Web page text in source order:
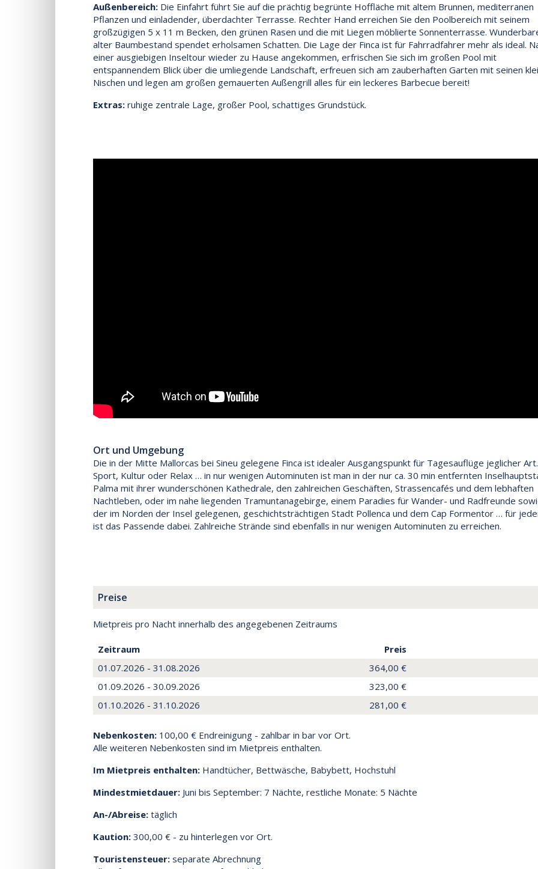
Außenbereich: Die Einfahrt führt Sie auf die prächtig begrünte Hoffläche mit altem Brunnen, mediterranen
Pflanzen und einladender, überdachter Terrasse. Rechter Hand erreichen Sie den Poolbereich mit seinem
großzügigen 5 x 11 m Becken, den grünen Rasen und die mit Liegen möblierte Sonnenterrasse.
alter Baumbestand spendet erholsamen Schatten. Die Lage der Finca ist für Fahrradfahrer mehr als ideal.
einer ausgiebigen Inseltour wieder zu Hause angekommen, erfrischen Sie sich im großen Pool mit
entspannendem Blick über die umliegende Landschaft, erfreuen sich am zauberhaften Garten mit seinen
Nischen und legen am großen gemauerten Außengrill alles für ein leckeres Barbecue bereit!
Extras: ruhige zentrale Lage, großer Pool, schattiges Grundstück.
Ort und Umgebung
Die in der Mitte Mallorcas bei Sineu gelegene Finca ist idealer Ausgangspunkt für Tagesauflüge jeglicher
Sport, Kultur oder Relax … in nur wenigen Autominuten ist man in der nur ca. 30 min entfernten
Palma mit ihrer wunderschönen Kathedrale, den zahlreichen Geschäften, Strassencafés und dem lebhaften
Nachtleben, oder im nahe liegenden Tramuntanagebirge, einem Paradies für Wander- und Radfreunde
der im Norden der Insel gelegenen, geschichtsträchtigen Stadt Pollenca und dem Cap Formentor … für
ist das Passende dabei. Zahlreiche Strände sind ebenfalls in nur wenigen Autominuten zu erreichen.
Preise
Mietpreis pro Nacht innerhalb des angegebenen Zeitraums
Zeitraum
Preis
01.07.2026 - 31.08.2026
364,00 €
01.09.2026 - 30.09.2026
323,00 €
01.10.2026 - 31.10.2026
281,00 €
Nebenkosten: 100,00 € Endreinigung - zahlbar in bar vor Ort.
Alle weiteren Nebenkosten sind im Mietpreis enthalten.
Im Mietpreis enthalten: Handtücher, Bettwäsche, Babybett, Hochstuhl
Mindestmietdauer: Juni bis September: 7 Nächte, restliche Monate: 5 Nächte
An-/Abreise: täglich
Kaution: 300,00 € - zu hinterlegen vor Ort.
Touristensteuer: separate Abrechnung